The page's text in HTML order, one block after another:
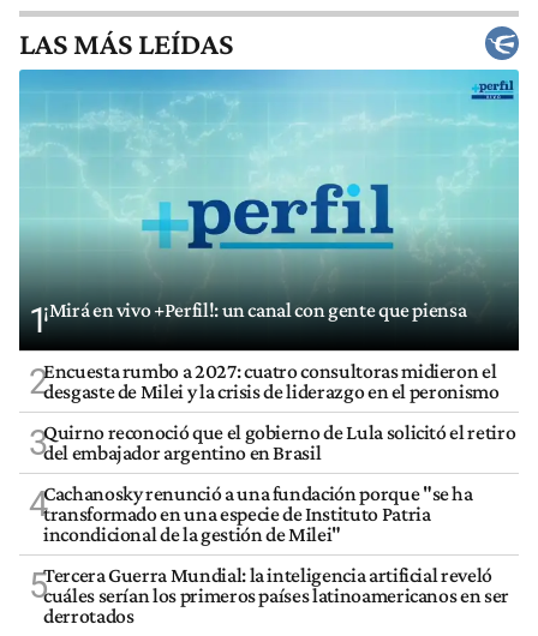
LAS MÁS LEÍDAS
1¡Mirá en vivo +Perfil!: un canal con gente que piensa
2Encuesta rumbo a 2027: cuatro consultoras midieron el
desgaste de Milei y la crisis de liderazgo en el peronismo
3Quirno reconoció que el gobierno de Lula solicitó el retiro
del embajador argentino en Brasil
4Cachanosky renunció a una fundación porque "se ha
transformado en una especie de Instituto Patria
incondicional de la gestión de Milei"
5Tercera Guerra Mundial: la inteligencia artificial reveló
cuáles serían los primeros países latinoamericanos en ser
derrotados